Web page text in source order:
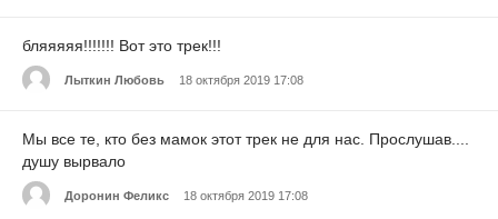
бляяяяя!!!!!!! Вот это трек!!!
Лыткин Любовь 18 октября 2019 17:08
Мы все те, кто без мамок этот трек не для нас. Прослушав....
душу вырвало
Доронин Феликс 18 октября 2019 17:08